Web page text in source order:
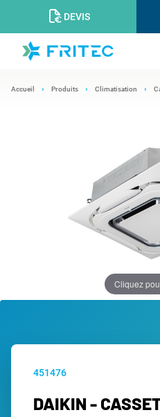
DEVIS
Accueil Produits Climatisation
Cliquez
451476
DAIKIN -